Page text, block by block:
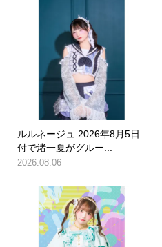
ルルネージュ 2026年8月5日
付で渚一夏がグルー...
2026.08.06